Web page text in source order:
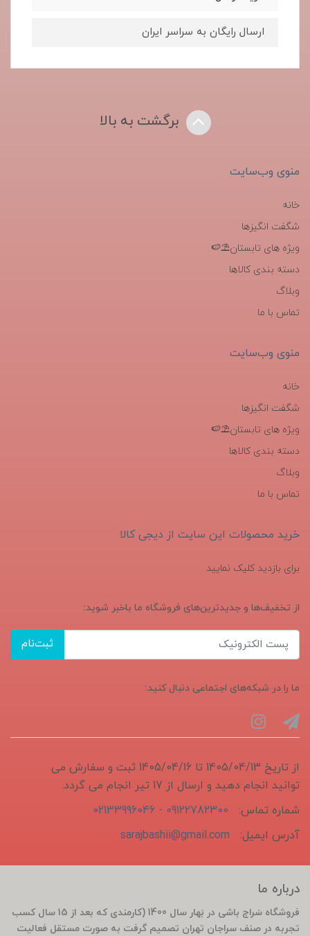
ارسال رایگان به سراسر ایران
برگشت به بالا
منوی وب‌سایت
خانه
شگفت انگیزها
ویژه های تابستان⛱️🍉
دسته بندی کالاها
وبلاگ
تماس با ما
منوی وب‌سایت
خانه
شگفت انگیزها
ویژه های تابستان⛱️🍉
دسته بندی کالاها
وبلاگ
تماس با ما
خرید محصولات این سایت از دیجی کالا
برای بازدید کلیک نمایید
از تخفیف‌ها و جدیدترین‌های فروشگاه ما باخبر شوید:
ثبت‌نام
ما را در شبکه‌های اجتماعی دنبال کنید:
از تاریخ 1405/04/13 تا 1405/04/16 ثبت و سفارش می
توانید انجام دهید و ارسال از 17 تیر انجام می گردد.
شماره تماس:
09122782300 - 02133996046
آدرس ایمیل:
sarajbashii@gmail.com
درباره ما
فروشگاه سَراج باشی در بَهار سال 1400 (کارمندی که بعد از 15 سال کسب
تجربه در صنف سراجان تهران تصمیم گرفت به صورت مستقل فعالیت